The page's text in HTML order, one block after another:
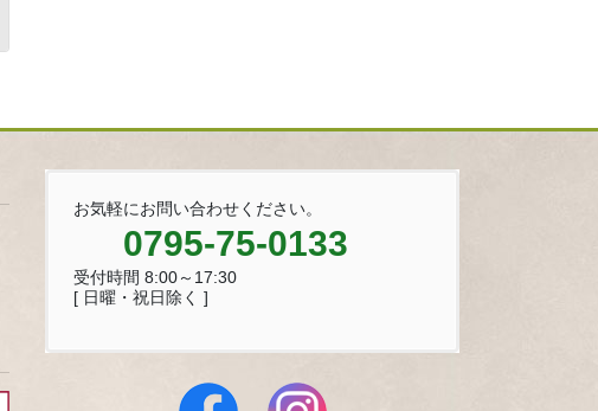
お気軽にお問い合わせください。
0795-75-0133
受付時間 8:00～17:30
[ 日曜・祝日除く ]